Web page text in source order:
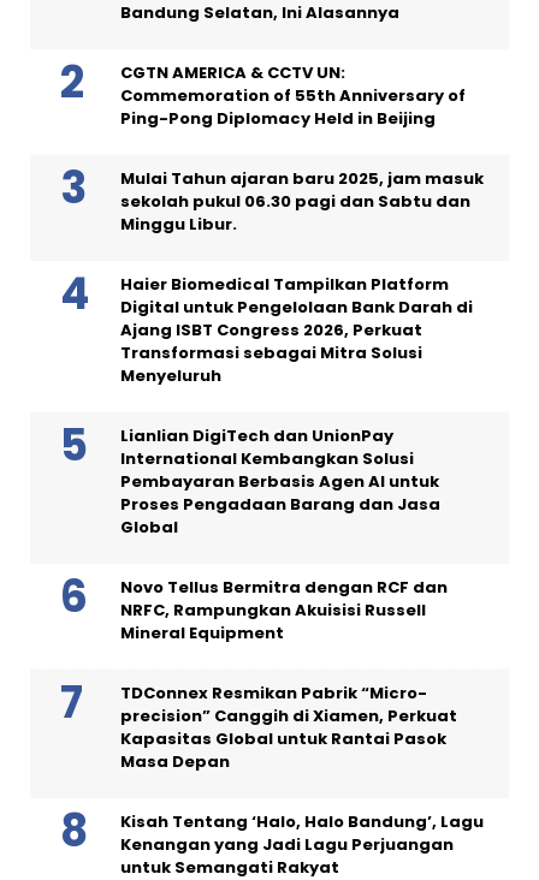
Bandung Selatan, Ini Alasannya
CGTN AMERICA & CCTV UN:
Commemoration of 55th Anniversary of
Ping-Pong Diplomacy Held in Beijing
Mulai Tahun ajaran baru 2025, jam masuk
sekolah pukul 06.30 pagi dan Sabtu dan
Minggu Libur.
Haier Biomedical Tampilkan Platform
Digital untuk Pengelolaan Bank Darah di
Ajang ISBT Congress 2026, Perkuat
Transformasi sebagai Mitra Solusi
Menyeluruh
Lianlian DigiTech dan UnionPay
International Kembangkan Solusi
Pembayaran Berbasis Agen AI untuk
Proses Pengadaan Barang dan Jasa
Global
Novo Tellus Bermitra dengan RCF dan
NRFC, Rampungkan Akuisisi Russell
Mineral Equipment
TDConnex Resmikan Pabrik “Micro-
precision” Canggih di Xiamen, Perkuat
Kapasitas Global untuk Rantai Pasok
Masa Depan
Kisah Tentang ‘Halo, Halo Bandung’, Lagu
Kenangan yang Jadi Lagu Perjuangan
untuk Semangati Rakyat